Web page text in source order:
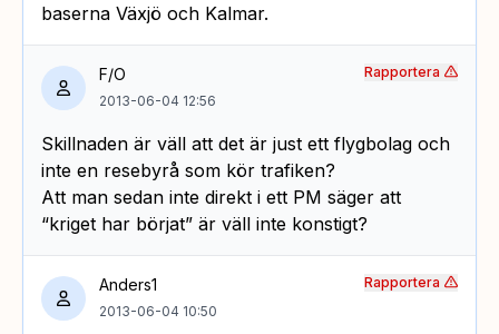
baserna Växjö och Kalmar.
F/O
2013-06-04 12:56
Skillnaden är väll att det är just ett flygbolag och
inte en resebyrå som kör trafiken?
Att man sedan inte direkt i ett PM säger att
“kriget har börjat” är väll inte konstigt?
Rapportera
Anders1
2013-06-04 10:50
Rapportera